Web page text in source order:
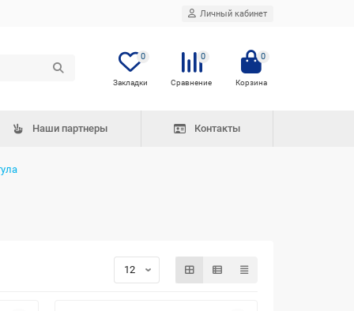
Личный кабинет
0 0 0
Наши партнеры Контакты